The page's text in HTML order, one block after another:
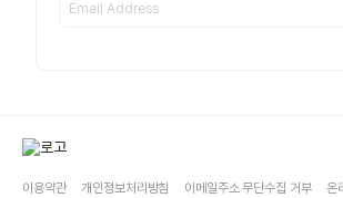
이용약관 개인정보처리방침 이메일주소 무단수집 거부 온